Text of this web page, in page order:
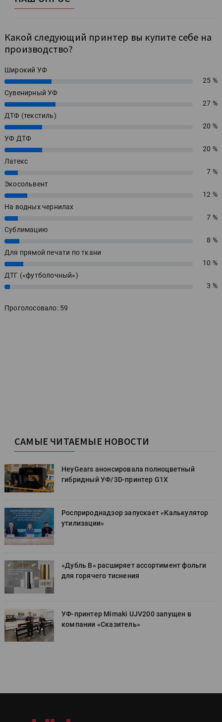
Какой следующий принтер вы купите себе на
производство?
Широкий УФ
25%
25 %
Сувенирный УФ
27%
27 %
ДТФ (текстиль)
20%
20 %
УФ ДТФ
20%
20 %
Латекс
7%
7 %
Экосольвент
12%
12 %
На водных чернилах
7%
7 %
Сублимацию
8%
8 %
Для прямой печати по ткани
10%
10 %
ДТГ («футболочный»)
3% 3 %
Проголосовало: 59
САМЫЕ ЧИТАЕМЫЕ НОВОСТИ
HeyGears анонсировала полноцветный
гибридный УФ/3D-принтер G1X
Росприроднадзор запускает «Калькулятор
утилизации»
«Дубль В» расширяет ассортимент фольги
для горячего тиснения
УФ-принтер Mimaki UJV200 запущен в
компании «Сказитель»